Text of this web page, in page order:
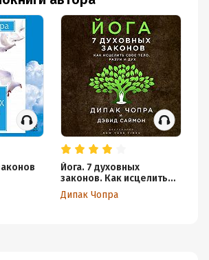
Йога. 7 духовных
законов. Как исцелить
свое тело, разум и дух
Дипак Чопра